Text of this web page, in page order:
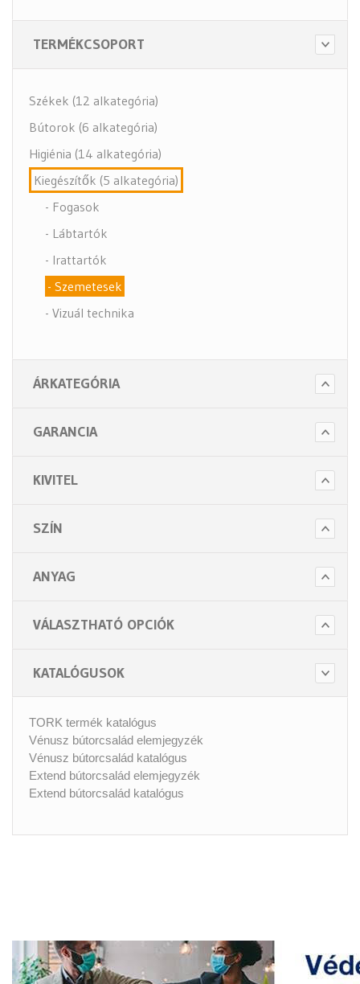
TERMÉKCSOPORT
Székek (12 alkategória)
Bútorok (6 alkategória)
Higiénia (14 alkategória)
Kiegészítők (5 alkategória)
- Fogasok
- Lábtartók
- Irattartók
- Szemetesek
- Vizuál technika
ÁRKATEGÓRIA
GARANCIA
KIVITEL
SZÍN
ANYAG
VÁLASZTHATÓ OPCIÓK
KATALÓGUSOK
TORK termék katalógus
Vénusz bútorcsalád elemjegyzék
Vénusz bútorcsalád katalógus
Extend bútorcsalád elemjegyzék
Extend bútorcsalád katalógus